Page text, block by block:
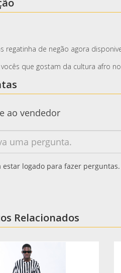
regatinha de negão agora disponivel
que gostam da cultura afro
ao vendedor
estar logado para fazer perguntas.
Relacionados